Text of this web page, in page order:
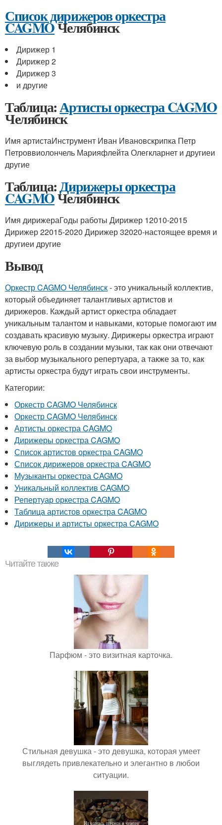
Список дирижеров оркестра
CAGMOЧелябинск
Дирижер 1
Дирижер 2
Дирижер 3
и другие
Таблица:Артисты оркестра CAGMO
Челябинск
Имя артистаИнструмент Иван Ивановскрипка Петр
Петроввиолончель Марияфлейта Олегкларнет и другиеи
другие
Таблица:Дирижеры оркестра
CAGMOЧелябинск
Имя дирижераГоды работы Дирижер 12010-2015
Дирижер 22015-2020 Дирижер 32020-настоящее время и
другиеи другие
Вывод
Оркестр CAGMO Челябинск- это уникальный коллектив,
который объединяет талантливых артистов и
дирижеров. Каждый артист оркестра обладает
уникальным талантом и навыками, которые помогают им
создавать красивую музыку. Дирижеры оркестра играют
ключевую роль в создании музыки, так как они отвечают
за выбор музыкального репертуара, а также за то, как
артисты оркестра будут играть свои инструменты.
Категории:
Оркестр CAGMO Челябинск
Оркестр CAGMO Челябинск
Артисты оркестра CAGMO
Дирижеры оркестра CAGMO
Список артистов оркестра CAGMO
Список дирижеров оркестра CAGMO
Музыканты оркестра CAGMO
Уникальный коллектив CAGMO
Репертуар оркестра CAGMO
Таблица артистов оркестра CAGMO
Дирижеры и артисты оркестра CAGMO
Читайте также
Парфюм - это визитная карточка.
Стильная девушка - это девушка, которая умеет
выглядеть привлекательно и элегантно в любои
ситуации.